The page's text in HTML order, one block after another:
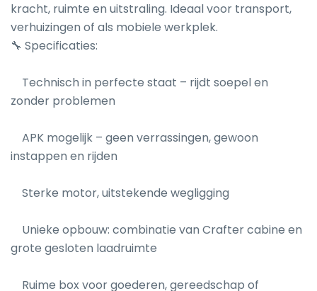
kracht, ruimte en uitstraling. Ideaal voor transport,
verhuizingen of als mobiele werkplek.
🔧 Specificaties:
zonder problemen
instappen en rijden
grote gesloten laadruimte